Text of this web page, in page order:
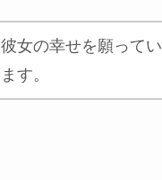
彼女の幸せを願ってい
ます。